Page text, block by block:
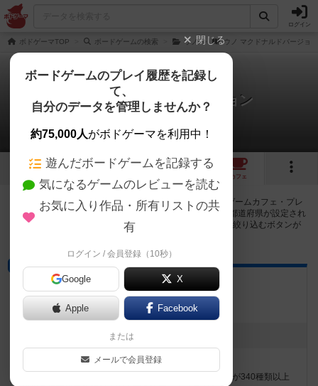
ログイン
ボドゲーマTOP ボードゲームの検索 ウノ ウノ マクドナルドバージョン
ウノ マクドナルドバージョン
1店のカフェ/スペースが提供中
カフェ
ウノ マクドナルドバージョンで遊ぶことができるボードゲームカフェ・プレ
イスペースが1店登録されています。公開プロフィールの都道府県が設定され
たアカウントでログインすると、同じ都道府県内の店舗に絞り込むボタンが
プレイスペース
サガメイトカフェ
神奈川県相模原市南区古淵6丁目19-1
お知らせはありません
遊べるボードゲーム
340個
JR横浜線古淵駅から徒歩13分、 世界中のボードゲームが340種類以上
閉じる
ボードゲームのプレイ履歴を記録し
て、
自分のデータを管理しませんか？
約75,000人がボドゲーマを利用中！
遊んだボードゲームを記録する
気になるゲームのレビューを読む
お気に入り作品・所有リストの共
有
ログイン / 会員登録（10秒）
Google X
Apple Facebook
または
メールで会員登録